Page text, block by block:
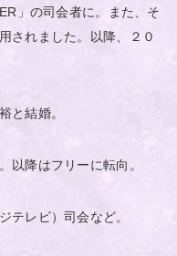
」の司会者に。また、そ
されました。以降、２０
と結婚。
以降はフリーに転向。
テレビ）司会など。